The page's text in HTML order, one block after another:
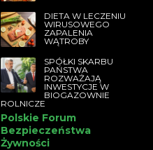
DIETA W LECZENIU
WIRUSOWEGO
ZAPALENIA
WĄTROBY
SPÓŁKI SKARBU
PAŃSTWA
ROZWAŻAJĄ
INWESTYCJE W
BIOGAZOWNIE
ROLNICZE
Polskie Forum
Bezpieczeństwa
Żywności